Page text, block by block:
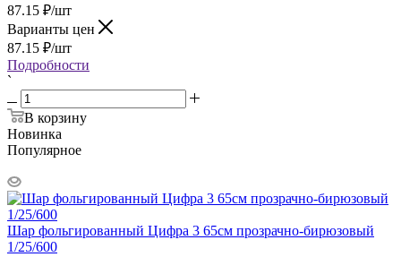
87.15 ₽/шт
Варианты цен
87.15 ₽/шт
Подробности
`
В корзину
Новинка
Популярное
Шар фольгированный Цифра 3 65см прозрачно-бирюзовый
1/25/600